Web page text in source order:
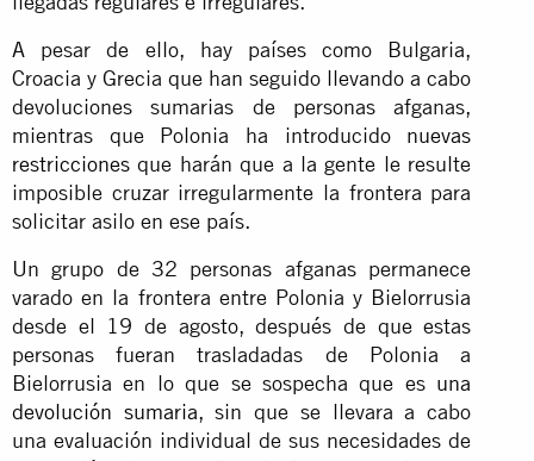
A pesar de ello, hay países como Bulgaria,
Croacia y Grecia que han seguido llevando a cabo
devoluciones sumarias de personas afganas,
mientras que Polonia ha introducido nuevas
restricciones que harán que a la gente le resulte
imposible cruzar irregularmente la frontera para
solicitar asilo en ese país.
Un grupo de 32 personas afganas permanece
varado en la frontera entre Polonia y Bielorrusia
desde el 19 de agosto, después de que estas
personas fueran trasladadas de Polonia a
Bielorrusia en lo que se sospecha que es una
devolución sumaria, sin que se llevara a cabo
una evaluación individual de sus necesidades de